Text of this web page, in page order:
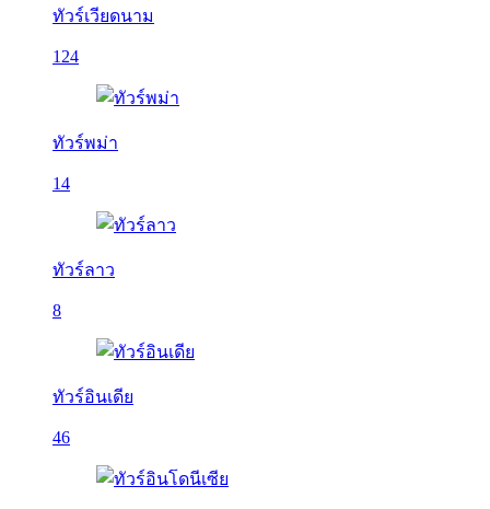
ทัวร์เวียดนาม
124
ทัวร์พม่า
14
ทัวร์ลาว
8
ทัวร์อินเดีย
46